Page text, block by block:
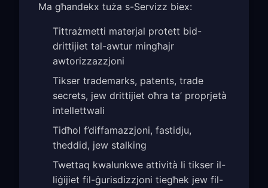
Ma għandekx tuża s-Servizz biex:
Tittrażmetti materjal protett bid-
drittijiet tal-awtur mingħajr
awtorizzazzjoni
Tikser trademarks, patents, trade
secrets, jew drittijiet oħra ta’ proprjetà
intellettwali
Tidħol f’diffamazzjoni, fastidju,
theddid, jew stalking
Twettaq kwalunkwe attività li tikser il-
liġijiet fil-ġurisdizzjoni tiegħek jew fil-